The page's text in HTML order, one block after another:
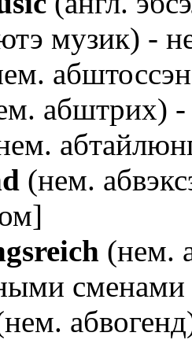
музик) -
абштрих)
(нем.
(нем.